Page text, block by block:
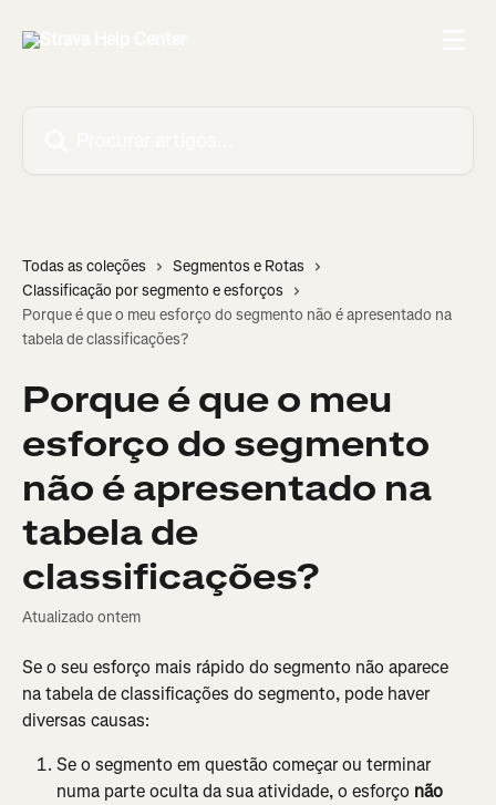
Todas as coleções
Segmentos e Rotas
Classificação por segmento e esforços
Porque é que o meu esforço do segmento não é apresentado na
tabela de classificações?
Porque é que o meu
esforço do segmento
não é apresentado na
tabela de
classificações?
Atualizado ontem
Se o seu esforço mais rápido do segmento não aparece
na tabela de classificações do segmento, pode haver
diversas causas:
Se o segmento em questão começar ou terminar
numa parte oculta da sua atividade, o esforço não